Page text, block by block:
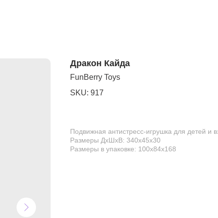
Дракон Кайда
FunBerry Toys
SKU: 917
Подвижная антистресс-игрушка для детей и
Размеры ДхШхВ: 340х45х30
Размеры в упаковке: 100х84х168